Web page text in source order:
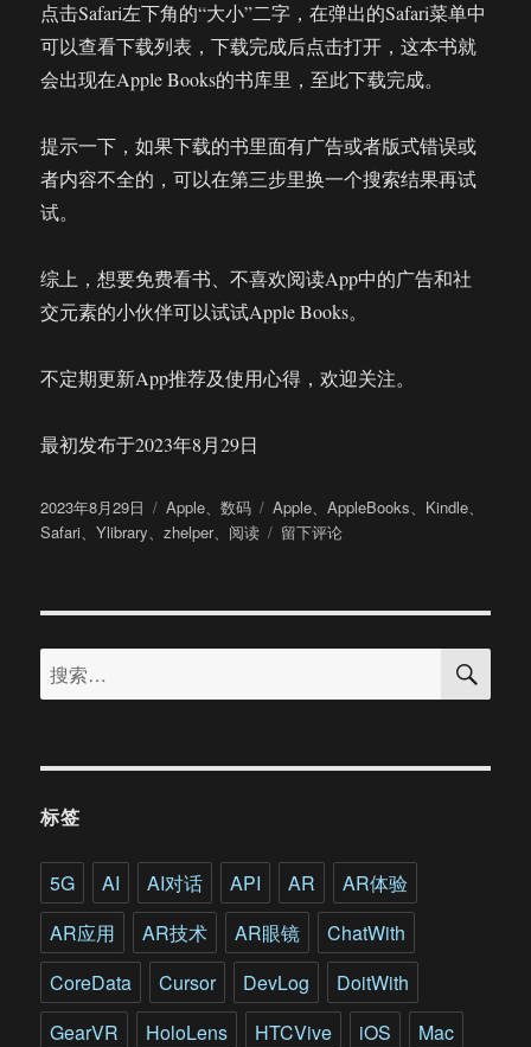
点击Safari左下角的“大小”二字，在弹出的Safari菜单中
可以查看下载列表，下载完成后点击打开，这本书就
会出现在Apple Books的书库里，至此下载完成。
提示一下，如果下载的书里面有广告或者版式错误或
者内容不全的，可以在第三步里换一个搜索结果再试
试。
综上，想要免费看书、不喜欢阅读App中的广告和社
交元素的小伙伴可以试试Apple Books。
不定期更新App推荐及使用心得，欢迎关注。
最初发布于2023年8月29日
发
布
2023年8月29日
分
类
Apple、数码
标
签
Apple、AppleBooks、 Kindle、
Safari、Ylibrary、zhelper、 阅读
于
图
App
用
留下评论
搜
索：
搜
标签
5G AI AI对话 API AR
AR体验
AR应用
AR技术 AR眼镜
ChatWith
CoreData
Cursor DevLog
DoitWith
GearVR
HoloLens HTCVive iOS
Mac